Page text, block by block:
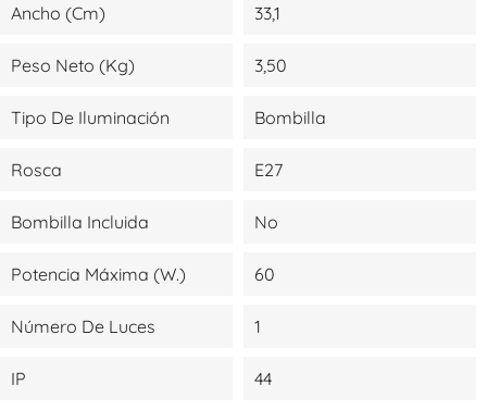
Ancho (cm) 33,1
Peso Neto (kg) 3,50
Tipo De Iluminación Bombilla
Rosca E27
Bombilla Incluida No
Potencia Máxima (W.) 60
Número De Luces 1
IP 44